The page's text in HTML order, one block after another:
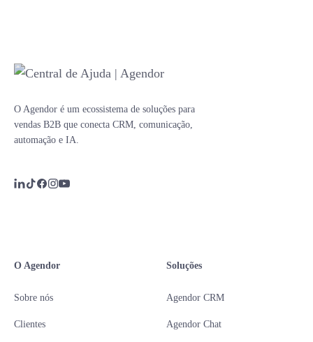
O Agendor é um ecossistema de soluções para
vendas B2B que conecta CRM, comunicação,
automação e IA.
O Agendor
Sobre nós
Clientes
Soluções
Agendor CRM
Agendor Chat